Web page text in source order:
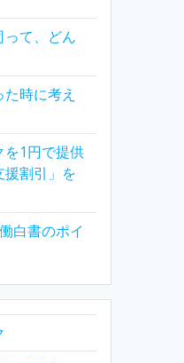
って、どん
時に考え
を1円で提供
援割引」を
白書のポイ